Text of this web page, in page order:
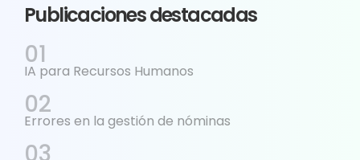
Publicaciones destacadas
IA para Recursos Humanos
Errores en la gestión de nóminas